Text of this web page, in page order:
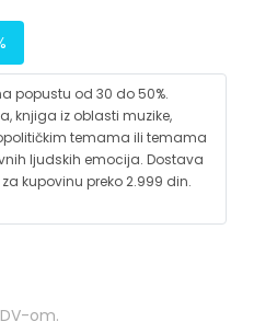
popustu od 30 do 50%.
knjiga iz oblasti muzike,
temama ili temama
ljudskih emocija. Dostava
kupovinu preko 2.999 din.
om.